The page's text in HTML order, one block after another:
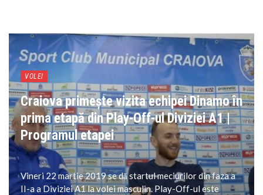
VOLEI
Craiova primește vizita echipei Dinamo în
prima etapă din Play-Off-ul Diviziei A1 |
Programul etapei
Vineri 22 martie 2019 se dă startul meciurilor din faza a
II-a a Diviziei A1 la volei masculin. Play-Off-ul este